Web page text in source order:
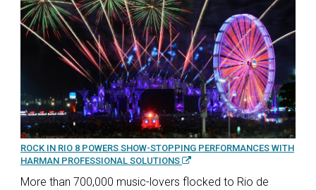
ROCK IN RIO 8 POWERS SHOW-STOPPING PERFORMANCES WITH
HARMAN PROFESSIONAL SOLUTIONS
More than 700,000 music-lovers flocked to Rio de